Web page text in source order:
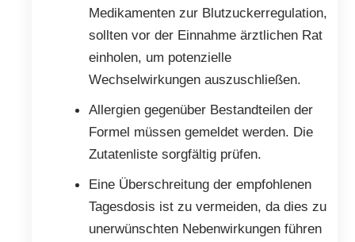
Medikamenten zur Blutzuckerregulation,
sollten vor der Einnahme ärztlichen Rat
einholen, um potenzielle
Wechselwirkungen auszuschließen.
Allergien gegenüber Bestandteilen der
Formel müssen gemeldet werden. Die
Zutatenliste sorgfältig prüfen.
Eine Überschreitung der empfohlenen
Tagesdosis ist zu vermeiden, da dies zu
unerwünschten Nebenwirkungen führen